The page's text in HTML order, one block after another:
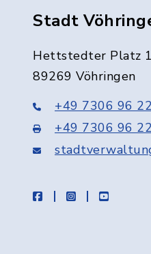
Stadt
Hettstedter Platz 1
89269 Vöhringen
+49 7306 96
+49 7306 96
facebookinstagramyoutube